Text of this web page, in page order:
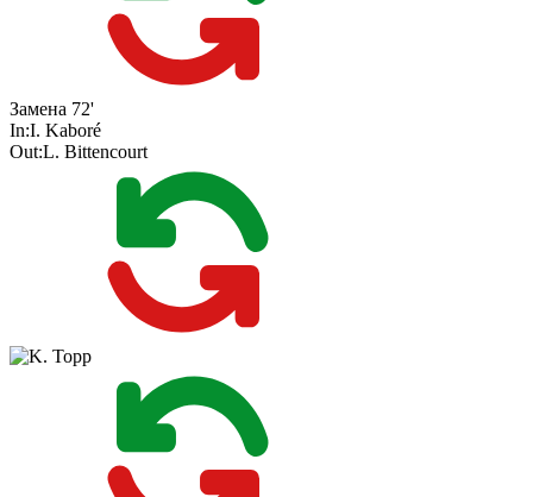
Замена 72'
In:I. Kaboré
Out:L. Bittencourt